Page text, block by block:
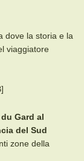
dove la storia e la
viaggiatore
Gard al
del Sud
zone della